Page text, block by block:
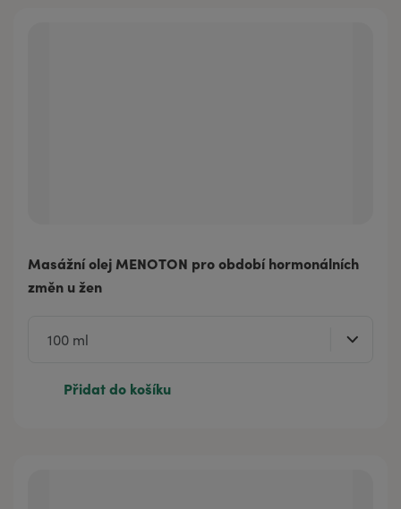
Masážní olej MENOTON pro období hormonálních
změn u žen
Přidat do košíku